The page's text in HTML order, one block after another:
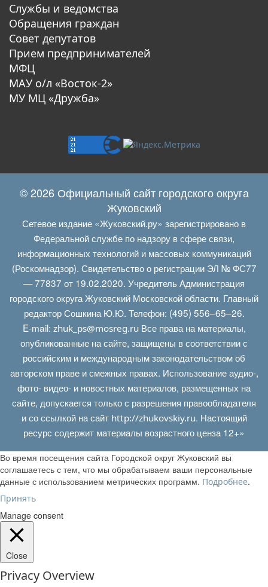
Службы и ведомства
Обращения граждан
Совет депутатов
Прием предпринимателей
МФЦ
МАУ о/л «Восток-2»
МУ МЦ «Дружба»
© 2026 Официальный сайт городского округа
Жуковский
Сетевое издание «Жуковский.ру» зарегистрировано в
Федеральной службе по надзору в сфере связи,
информационных технологий и массовых коммуникаций
(Роскомнадзор). Свидетельство о регистрации ЭЛ № ФС77
— 77837 от 19.02.2020. Учредитель Администрация
городского округа Жуковский Московской области. Главный
редактор Сошкина Ю.Ю. Телефон: (495) 556–65–26.
E‑mail: zhuk_ps@mosreg.ruВсе права на материалы,
опубликованные на сайте, защищены в соответствии с
российским и международным законодательством об
авторском праве и смежных правах. Использование аудио-,
фото- видео- и новостных материалов, размещенных на
сайте, допускается только с разрешения правообладателя
и со ссылкой на сайт http://zhukovskiy.ru. Настоящий
ресурс содержит материалы возрастного ценза 12+»
Во время посещения сайта Городской округ Жуковский вы
соглашаетесь с тем, что мы обрабатываем ваши персональные
данные с использованием метрических программ. Подробнее.
Принять
Manage consent
Close
Privacy Overview